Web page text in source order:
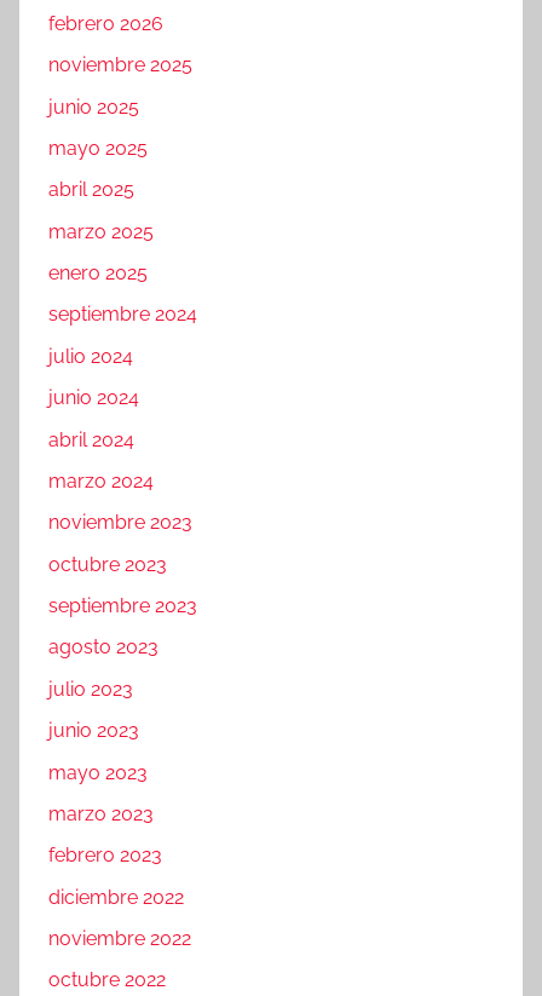
febrero 2026
noviembre 2025
junio 2025
mayo 2025
abril 2025
marzo 2025
enero 2025
septiembre 2024
julio 2024
junio 2024
abril 2024
marzo 2024
noviembre 2023
octubre 2023
septiembre 2023
agosto 2023
julio 2023
junio 2023
mayo 2023
marzo 2023
febrero 2023
diciembre 2022
noviembre 2022
octubre 2022